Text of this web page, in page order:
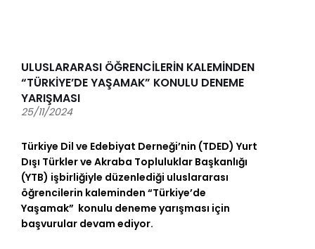
ULUSLARARASI ÖĞRENCİLERİN KALEMİNDEN
“TÜRKİYE’DE YAŞAMAK” KONULU DENEME
YARIŞMASI
25/11/2024
Türkiye Dil ve Edebiyat Derneği’nin (TDED) Yurt
Dışı Türkler ve Akraba Topluluklar Başkanlığı
(YTB) işbirliğiyle düzenlediği uluslararası
öğrencilerin kaleminden “Türkiye’de
Yaşamak” konulu deneme yarışması için
başvurular devam ediyor.